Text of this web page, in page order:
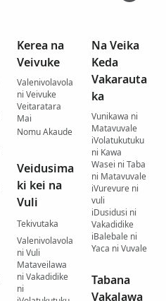
Kerea na
Veivuke
Valenivolavola
ni Veivuke
Veitaratara
Mai
Nomu Akaude
Veidusima
ki kei na
Vuli
Tekivutaka
Valenivolavola
ni Vuli
Mataveilawa
ni Vakadidike
ni
Na Veika
Keda
Vakarauta
ka
Vunikawa ni
Matavuvale
iVolatukutuku
ni Kawa
Wasei ni Taba
ni Matavuvale
iVurevure ni
vuli
iDusidusi ni
Vakadidike
iBalebale ni
Yaca ni Vuvale
Tabana
Vakalawa